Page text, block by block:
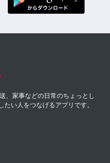
、家事などの日常のちょっとし
い人をつなげるアプリです。